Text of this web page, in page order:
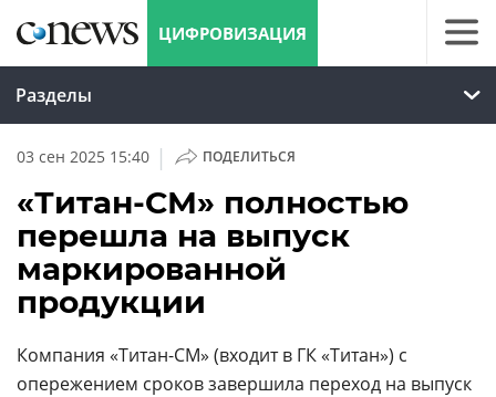
ЦИФРОВИЗАЦИЯ
Разделы
03 сен 2025 15:40 | ПОДЕЛИТЬСЯ
«Титан-СМ» полностью
перешла на выпуск
маркированной
продукции
Компания «Титан-СМ» (входит в ГК «Титан») с
опережением сроков завершила переход на выпуск